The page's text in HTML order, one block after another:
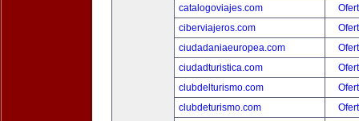
catalogoviajes.com
ciberviajeros.com
ciudadaniaeuropea.com
ciudadturistica.com
clubdelturismo.com
clubdeturismo.com